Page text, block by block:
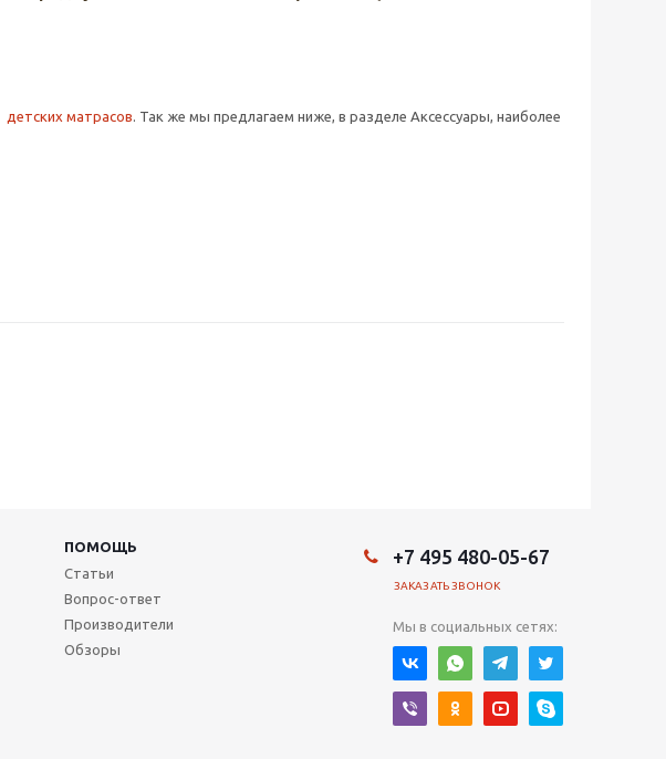
детских матрасов. Так же мы предлагаем ниже, в разделе Аксессуары, наиболее
ПОМОЩЬ
Статьи
Вопрос-ответ
Производители
Обзоры
+7 495 480-05-67
ЗАКАЗАТЬ ЗВОНОК
Мы в социальных сетях: